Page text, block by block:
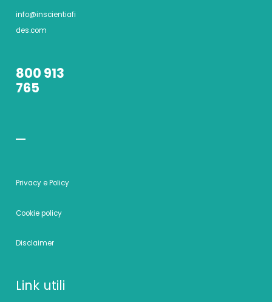
info@inscientiafi
des.com
800 913
765
Privacy e Policy
Cookie policy
Disclaimer
Link utili